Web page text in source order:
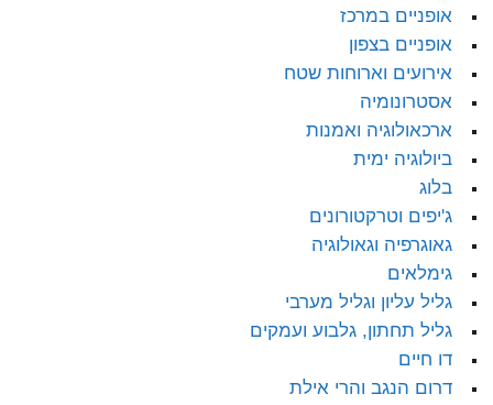
אופניים במרכז
אופניים בצפון
אירועים וארוחות שטח
אסטרונומיה
ארכאולוגיה ואמנות
ביולוגיה ימית
בלוג
ג'יפים וטרקטורונים
גאוגרפיה וגאולוגיה
גימלאים
גליל עליון וגליל מערבי
גליל תחתון, גלבוע ועמקים
דו חיים
דרום הנגב והרי אילת